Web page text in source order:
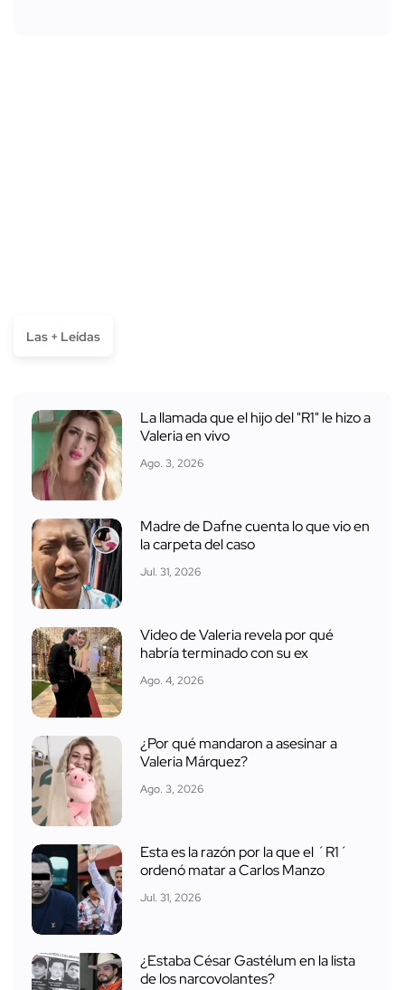
Las + Leídas
La llamada que el hijo del "R1" le hizo a
Valeria en vivo
Ago. 3, 2026
Madre de Dafne cuenta lo que vio en
la carpeta del caso
Jul. 31, 2026
Video de Valeria revela por qué
habría terminado con su ex
Ago. 4, 2026
¿Por qué mandaron a asesinar a
Valeria Márquez?
Ago. 3, 2026
Esta es la razón por la que el ´R1´
ordenó matar a Carlos Manzo
Jul. 31, 2026
¿Estaba César Gastélum en la lista
de los narcovolantes?